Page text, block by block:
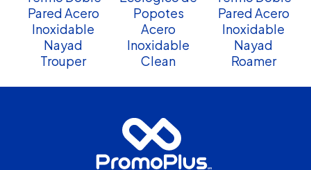
Pared Acero
Inoxidable
Nayad
Trouper
Popotes
Acero
Inoxidable
Clean
Pared Acero
Inoxidable
Nayad
Roamer